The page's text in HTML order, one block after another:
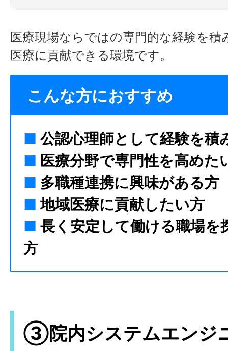
医療現場ならではの専門的な経験を積
医療に貢献できる環境です。
こんな方におすすめ
■ 公認心理師として経験を積
■ 医療分野で専門性を高めた
■ 多職種連携に興味がある方
■地域医療に貢献したい方
■ 長く安定して働ける職場を
方
③院内システムエンジ